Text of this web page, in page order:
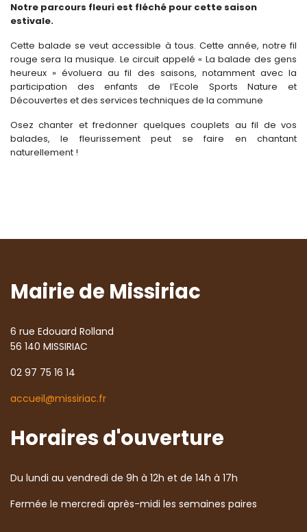
Notre parcours fleuri est fléché pour cette saison
estivale.
Cette balade se veut accessible à tous. Cette année, notre fil
rouge sera la musique. Le circuit appelé « La balade des gens
heureux » évoluera au fil des saisons, notamment avec la
participation des enfants de l’Ecole Sports Nature et
Découvertes et des services techniques de la commune
Osez chanter et fredonner quelques couplets au fil de vos
balades, le fleurissement peut se faire en chantant
naturellement !
Mairie de Missiriac
6 rue Edouard Rolland
56 140 MISSIRIAC
02 97 75 16 14
accueil@missiriac.fr
Horaires d'ouverture
Du lundi au vendredi de 9h à 12h et de 14h à 17h
Fermée le mercredi après-midi les semaines paires